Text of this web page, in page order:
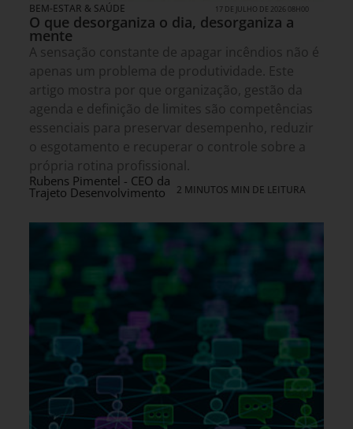
BEM-ESTAR & SAÚDE 17 DE JULHO DE 2026 08H00
O que desorganiza o dia, desorganiza a
mente
A sensação constante de apagar incêndios não é
apenas um problema de produtividade. Este
artigo mostra por que organização, gestão da
agenda e definição de limites são competências
essenciais para preservar desempenho, reduzir
o esgotamento e recuperar o controle sobre a
própria rotina profissional.
Rubens Pimentel - CEO da
Trajeto Desenvolvimento 2 MINUTOS MIN DE LEITURA